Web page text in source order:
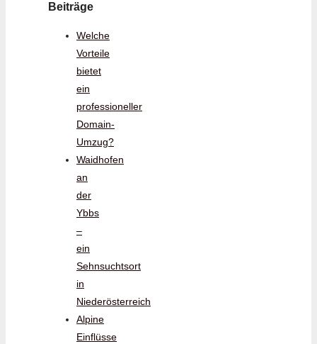
Beiträge
Welche
Vorteile
bietet
ein
professioneller
Domain-
Umzug?
Waidhofen
an
der
Ybbs
–
ein
Sehnsuchtsort
in
Niederösterreich
Alpine
Einflüsse